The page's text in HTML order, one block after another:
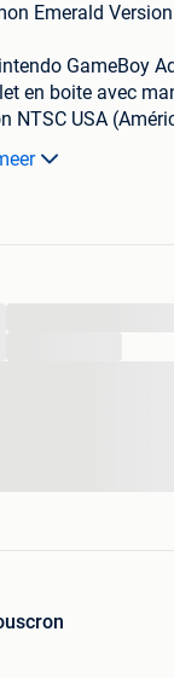
Emerald
GameBoy
en boite avec
NTSC USA
état correct avec
OK.